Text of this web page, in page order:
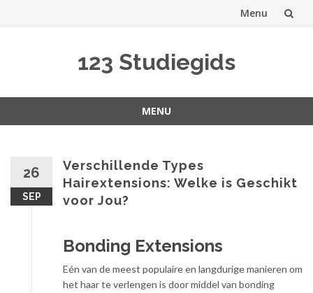
Menu
123 Studiegids
MENU
26
SEP
Verschillende Types
Hairextensions: Welke is Geschikt
voor Jou?
Bonding Extensions
Eén van de meest populaire en langdurige manieren om
het haar te verlengen is door middel van bonding